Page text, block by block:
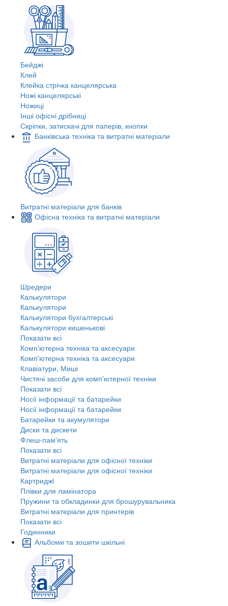
Бейджі
Клей
Клейка стрічка канцелярська
Ножі канцелярські
Ножиці
Інші офісні дрібниці
Скріпки, затискачі для паперів, кнопки
Банківська техніка та витратні матеріали
Витратні матеріали для банків
Офісна техніка та витратні матеріали
Шредери
Калькулятори
Калькулятори
Калькулятори бухгалтерські
Калькулятори кишенькові
Показати всі
Комп'ютерна техніка та аксесуари
Комп'ютерна техніка та аксесуари
Клавіатури, Миші
Чистячі засоби для комп'ютерної техніки
Показати всі
Носії інформації та батарейки
Носії інформації та батарейки
Батарейки та акумулятори
Диски та дискети
Флеш-пам'ять
Показати всі
Витратні матеріали для офісної техніки
Витратні матеріали для офісної техніки
Картриджi
Плівки для ламінатора
Пружини та обкладинки для брошурувальника
Витратні матеріали для принтерів
Показати всі
Годинники
Альбоми та зошити шкільні